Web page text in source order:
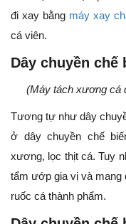
đi xay bằng máy xay
cá viên.
Dây chuyền chế
(Máy tách xương cá
Tương tự như dây
ở dây chuyền chế
xương, lọc thịt cá. Tuy
tẩm ướp gia vị và mang
ruốc cá thành phẩm.